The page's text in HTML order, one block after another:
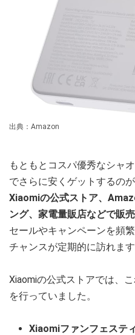
出典：Amazon
もともとコスパ優秀なシャ
でさらに安くゲットするのが
Xiaomiの公式ストア、
ング、家電量販店などで販
セールやキャンペーンを頻
チャンスが定期的に訪れます
Xiaomiの公式ストアでは、
を行っていました。
Xiaomiファンフェステ